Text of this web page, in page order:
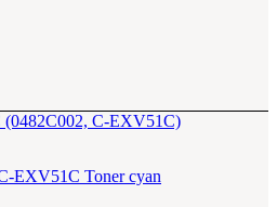
EXV51C Toner cyan